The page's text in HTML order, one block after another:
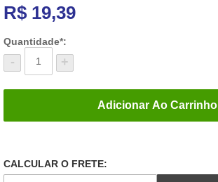
R$ 19,39
Quantidade*:
- +
Adicionar Ao Carrinho
CALCULAR O FRETE: